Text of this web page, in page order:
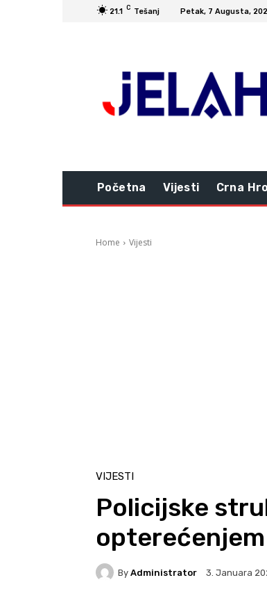
21.1 C Tešanj Petak, 7 Augusta,
Početna Vijesti Crna
Home Vijesti
VIJESTI
Policijske
By Administrator 3. Januara